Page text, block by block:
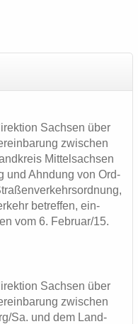
Sach­sen über
zwi­schen
Mit­tel­sach­sen
und Ahn­dung von Ord­
be­tref­fen, ein­
vom 6. Fe­bru­ar/15.
Sach­sen über
zwi­schen
Sa. und dem Land­